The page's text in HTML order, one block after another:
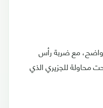
واضح، مع ضربة رأس
محاولة للجزيري الذي